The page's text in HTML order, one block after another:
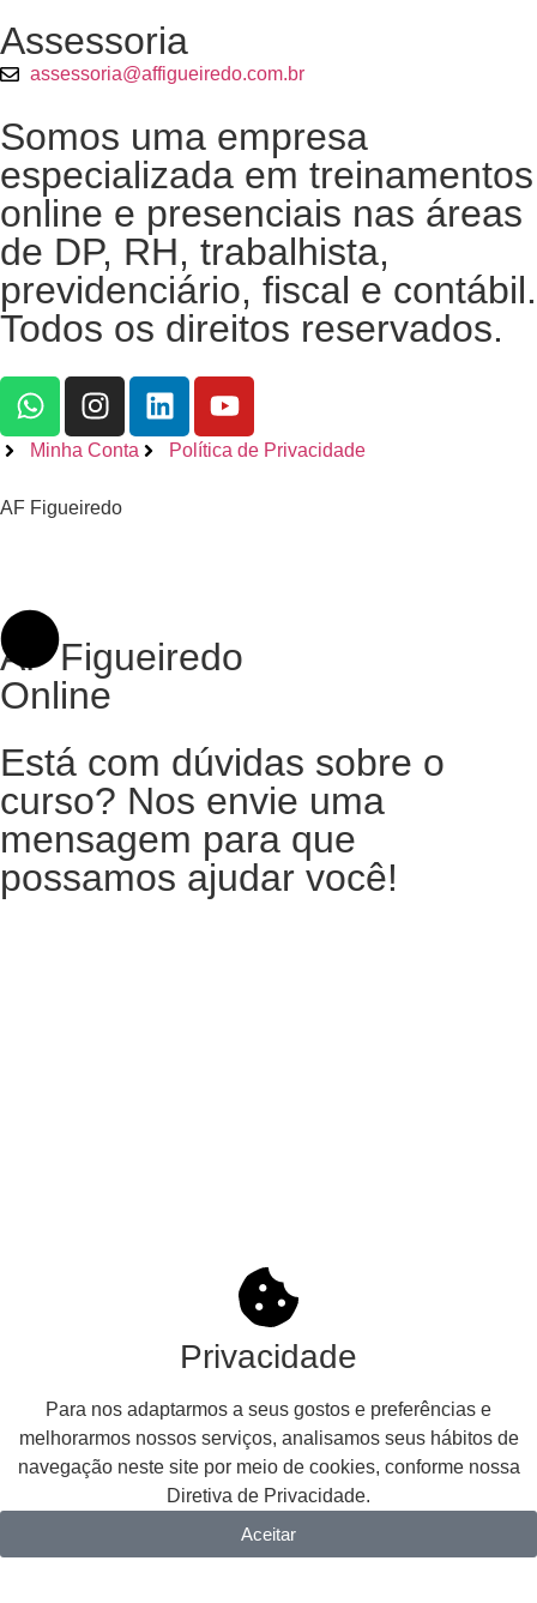
Assessoria
assessoria@affigueiredo.com.br
Somos uma empresa
especializada em treinamentos
online e presenciais nas áreas
de DP, RH, trabalhista,
previdenciário, fiscal e contábil.
Todos os direitos reservados.
Minha Conta Política de Privacidade
AF Figueiredo
AF Figueiredo
Online
Está com dúvidas sobre o
curso? Nos envie uma
mensagem para que
possamos ajudar você!
Privacidade
Para nos adaptarmos a seus gostos e preferências e
melhorarmos nossos serviços, analisamos seus hábitos de
navegação neste site por meio de cookies, conforme nossa
Diretiva de Privacidade.
Aceitar